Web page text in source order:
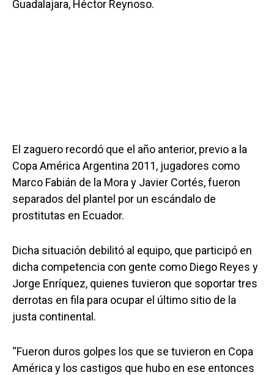
Guadalajara, Héctor Reynoso.
El zaguero recordó que el año anterior, previo a la
Copa América Argentina 2011, jugadores como
Marco Fabián de la Mora y Javier Cortés, fueron
separados del plantel por un escándalo de
prostitutas en Ecuador.
Dicha situación debilitó al equipo, que participó en
dicha competencia con gente como Diego Reyes y
Jorge Enríquez, quienes tuvieron que soportar tres
derrotas en fila para ocupar el último sitio de la
justa continental.
“Fueron duros golpes los que se tuvieron en Copa
América y los castigos que hubo en ese entonces